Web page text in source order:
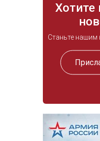
Хотите
Станьте нашим